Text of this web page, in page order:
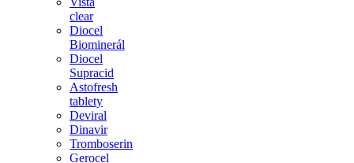
clear
Diocel
Biominerál
Diocel
Supracid
Astofresh
tablety
Deviral
Dinavir
Tromboserin
Gerocel